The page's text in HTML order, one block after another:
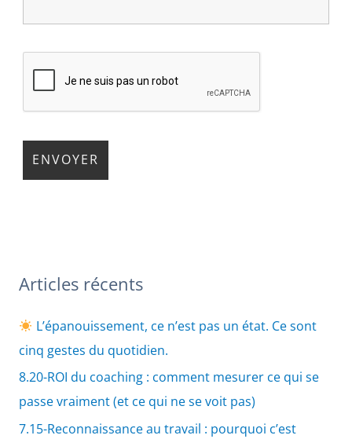
Articles récents
L’épanouissement, ce n’est pas un état. Ce sont
cinq gestes du quotidien.
8.20-ROI du coaching : comment mesurer ce qui se
passe vraiment (et ce qui ne se voit pas)
7.15-Reconnaissance au travail : pourquoi c’est